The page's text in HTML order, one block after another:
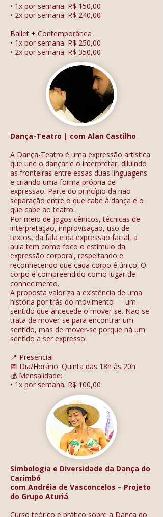
• 1x por semana: R$ 150,00
• 2x por semana: R$ 240,00
Ballet + Contemporânea
• 1x por semana: R$ 250,00
• 2x por semana: R$ 350,00
Dança-Teatro | com Alan Castilho
A Dança-Teatro é uma expressão artística
que une o dançar e o interpretar, diluindo
as fronteiras entre essas duas linguagens
e criando uma forma própria de
expressão. Parte do princípio da não
separação entre o que cabe à dança e o
que cabe ao teatro.
Por meio de jogos cênicos, técnicas de
interpretação, improvisação, uso de
textos, da fala e da expressão facial, a
aula tem como foco o estímulo da
expressão corporal, respeitando e
reconhecendo que cada corpo é único. O
corpo é compreendido como lugar de
conhecimento.
A proposta valoriza a existência de uma
história por trás do movimento — um
sentido que antecede o mover-se. Não se
trata de mover-se para encontrar um
sentido, mas de mover-se porque há um
sentido a ser expresso.
📍 Presencial
📅 Dia/Horário: Quinta das 18h às 20h
💰 Mensalidade:
• 1x por semana: R$ 100,00
Simbologia e Diversidade da Dança do
Carimbó
com Andréia de Vasconcelos – Projeto
do Grupo Aturiá
Curso teórico e prático sobre a Dança do